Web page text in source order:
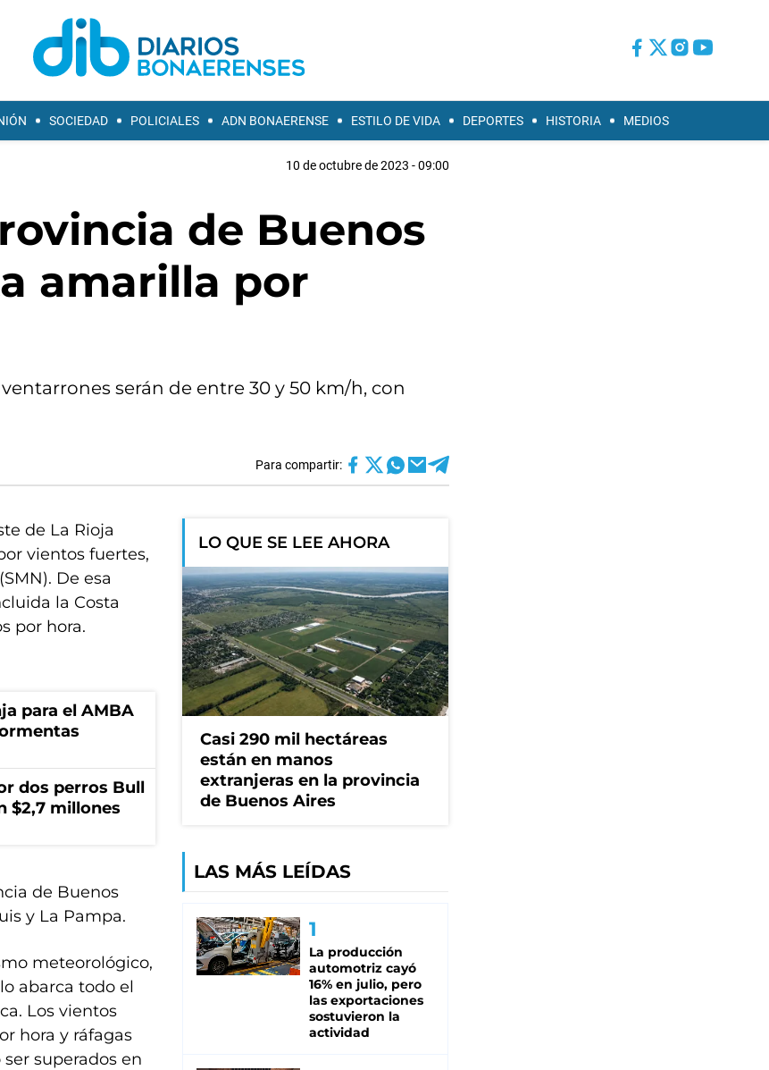
SOCIEDAD POLICIALES ADN BONAERENSE ESTILO DE VIDA DEPORTES HISTORIA MEDIOS
10 de octubre de 2023 - 09:00
de Buenos
amarilla por
serán de entre 30 y 50 km/h, con
Para compartir:
de La Rioja
vientos fuertes,
De esa
la Costa
por hora.
para el AMBA
dos perros Bull
$2,7 millones
de Buenos
y La Pampa.
meteorológico,
abarca todo el
Los vientos
hora y ráfagas
superados en
LO QUE SE LEE AHORA
Casi 290 mil hectáreas
están en manos
extranjeras en la provincia
de Buenos Aires
LAS MÁS LEÍDAS
La producción
automotriz cayó
16% en julio, pero
las exportaciones
sostuvieron la
actividad